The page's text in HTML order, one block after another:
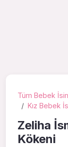
Tüm Bebek
Kız Bebek
Zeliha
Kökeni